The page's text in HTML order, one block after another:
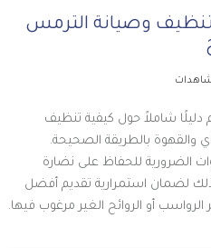
وصيانة الترمس
دليلًا شاملاً حول كيفية تنظيف
والقهوة بالطريقة الصحيحة.
الضرورية للحفاظ على نضارة
لضمان استمرارية تقديم أفضل
الرواسب أو الروائح الغير مرغوب فيها.